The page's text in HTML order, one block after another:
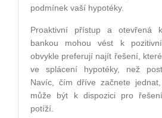
podmínek vaší hypotéky.
Proaktivní přístup a otevřená
bankou mohou vést k
obvykle preferují najít řešení,
ve splácení hypotéky, než
Navíc, čím dříve začnete
může být k dispozici pro
potíží.